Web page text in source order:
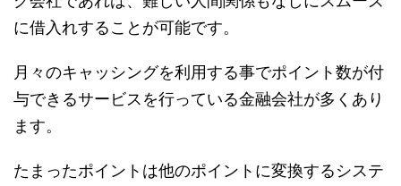
に借入れすることが可能です。
月々のキャッシングを利用する事でポイント数が付
与できるサービスを行っている金融会社が多くあり
ます。
たまったポイントは他のポイントに変換するシステ